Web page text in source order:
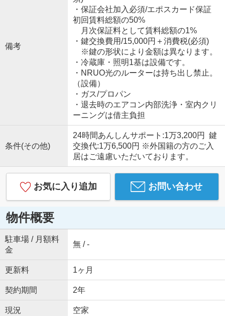
備考
・保証会社加入必須/エポスカード保証
初回賃料総額の50%
月次保証料として賃料総額の1%
・鍵交換費用/15,000円＋消費税(必須)
※鍵の形状により金額は異なります。
・冷蔵庫・照明1基は設備です。
・NRUO光のルーターは持ち出し禁止。
（設備）
・ガス/プロパン
・退去時のエアコン内部洗浄・室内クリ
ーニングは借主負担
条件(その他)
24時間あんしんサポート:1万3,200円 鍵
交換代:1万6,500円 ※外国籍の方のご入
居はご遠慮いただいております。
お気に入り追加 お問い合わせ
物件概要
駐車場 / 月額料
金
無 / -
更新料 1ヶ月
契約期間 2年
現況 空家